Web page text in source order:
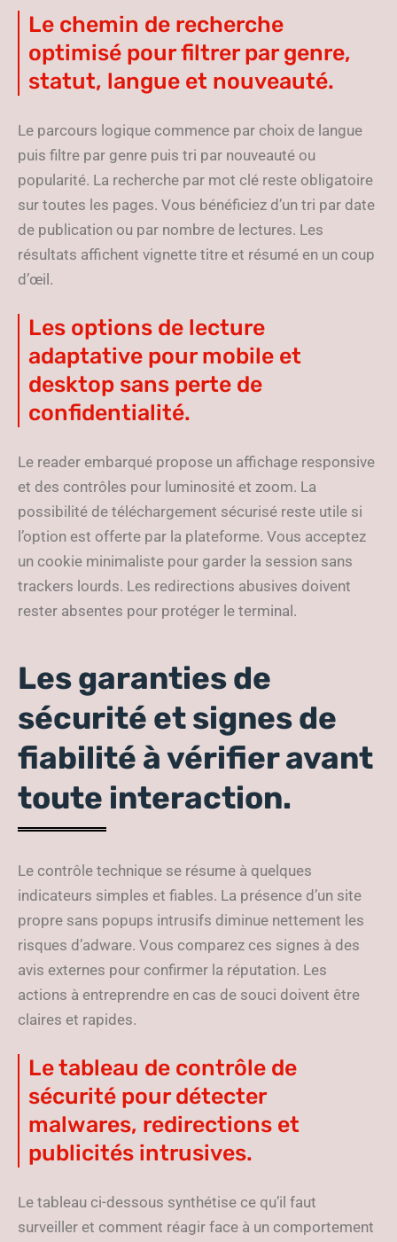
Le chemin de recherche
optimisé pour filtrer par genre,
statut, langue et nouveauté.
Le parcours logique commence par choix de langue
puis filtre par genre puis tri par nouveauté ou
popularité. La recherche par mot clé reste obligatoire
sur toutes les pages. Vous bénéficiez d’un tri par date
de publication ou par nombre de lectures. Les
résultats affichent vignette titre et résumé en un coup
d’œil.
Les options de lecture
adaptative pour mobile et
desktop sans perte de
confidentialité.
Le reader embarqué propose un affichage responsive
et des contrôles pour luminosité et zoom. La
possibilité de téléchargement sécurisé reste utile si
l’option est offerte par la plateforme. Vous acceptez
un cookie minimaliste pour garder la session sans
trackers lourds. Les redirections abusives doivent
rester absentes pour protéger le terminal.
Les garanties de
sécurité et signes de
fiabilité à vérifier avant
toute interaction.
Le contrôle technique se résume à quelques
indicateurs simples et fiables. La présence d’un site
propre sans popups intrusifs diminue nettement les
risques d’adware. Vous comparez ces signes à des
avis externes pour confirmer la réputation. Les
actions à entreprendre en cas de souci doivent être
claires et rapides.
Le tableau de contrôle de
sécurité pour détecter
malwares, redirections et
publicités intrusives.
Le tableau ci-dessous synthétise ce qu’il faut
surveiller et comment réagir face à un comportement